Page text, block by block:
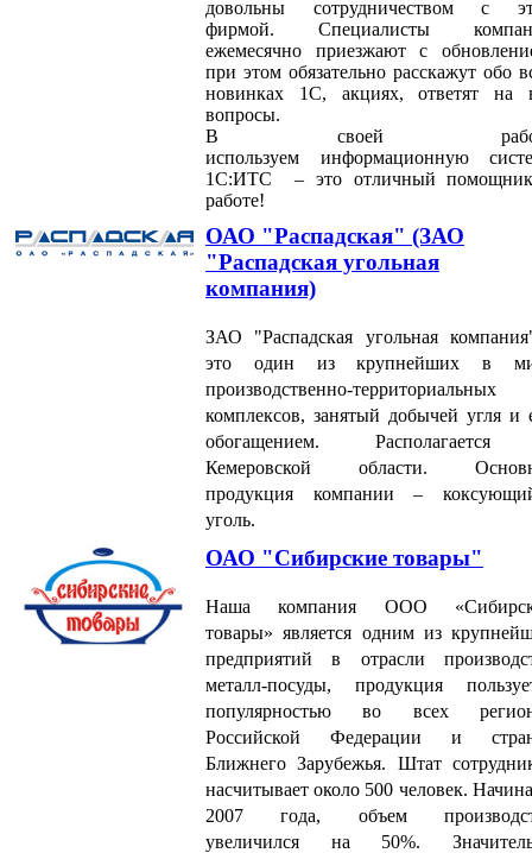
довольны сотрудничеством с
фирмой. Специалисты
ежемесячно приезжают с
при этом обязательно расскажут обо
новинках 1С, акциях, ответят на
вопросы.
В своей
используем информационную
1С:ИТС – это отличный
работе!
ОАО "Распадская" (ЗАО
"Распадская угольная
компания)
ЗАО "Распадская угольная
это один из крупнейших в
производственно-территориальных
комплексов, занятый добычей угля и
обогащением.
Кемеровской области.
продукция компании –
уголь.
ОАО "Сибирские товары"
Наша компания ООО
товары» является одним из
предприятий в отрасли
металл-посуды, продукция
популярностью во всех
Российской Федерации и
Ближнего Зарубежья. Штат
насчитывает около 500 человек.
2007 года, объем
увеличился на 50%.